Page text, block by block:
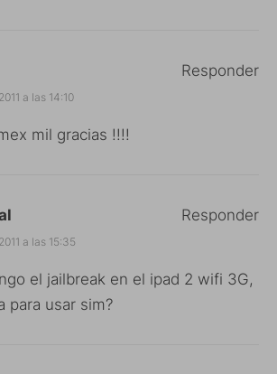
a las 14:10
mil gracias !!!!
Responder
a las 15:35
el jailbreak en el ipad 2 wifi 3G,
para usar sim?
Responder